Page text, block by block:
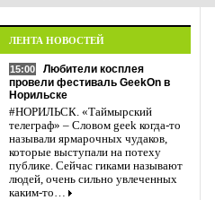
ЛЕНТА НОВОСТЕЙ
15:00
Любители косплея
провели фестиваль GeekOn в
Норильске
#НОРИЛЬСК. «Таймырский
телеграф» – Словом geek когда-то
называли ярмарочных чудаков,
которые выступали на потеху
публике. Сейчас гиками называют
людей, очень сильно увлеченных
каким-то…